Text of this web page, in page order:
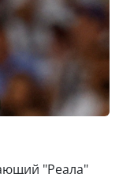
"Реала"